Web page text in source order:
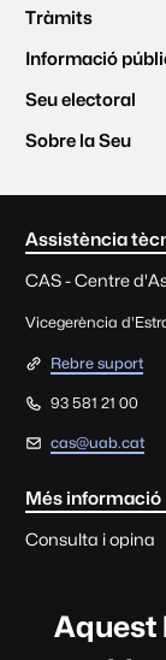
Aquest
Tràmits
Informació
Seu electoral
Sobre la Seu
Assistència
CAS - Centre
Vicegerència
Rebre suport
93 581 21 00
cas@uab.cat
Més informació
Consulta i opina
Consultes,